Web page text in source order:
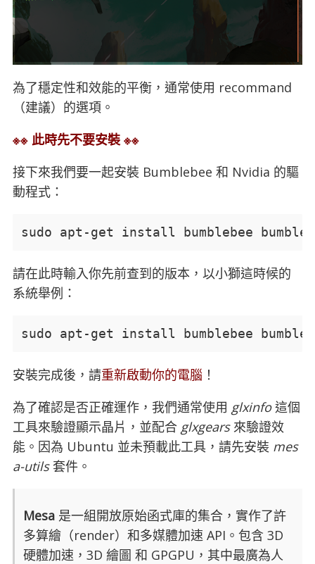
為了穩定性和效能的平衡，通常使用 recommand
（建議）的選項。
※※ 此時先不要安裝 ※※
接下來我們要一起安裝 Bumblebee 和 Nvidia 的驅
動程式：
sudo apt-get install bumblebee
請在此時輸入你先前查到的版本，以小獅這時候的
系統舉例：
sudo apt-get install bumblebee
安裝完成後，請重新啟動你的電腦 ！
為了確認是否正確運作，我們通常使用 glxinfo這個
工具來驗證顯示晶片，並配合 glxgears來驗證效
能。因為 Ubuntu 並未預載此工具，請先安裝 mes
a-utils套件。
Mesa 是一組開放原始函式庫的集合，實作了許
多算繪（render）和多媒體加速 API。包含 3D
硬體加速，3D 繪圖 和 GPGPU，其中最廣為人